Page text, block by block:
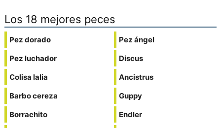
Los 18 mejores peces
Pez dorado
Pez luchador
Colisa lalia
Barbo cereza
Borrachito
Pez ángel
Discus
Ancistrus
Guppy
Endler